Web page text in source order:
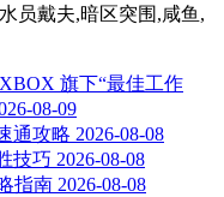
员戴夫,暗区突围,咸鱼,
旗下“最佳工作
08-09
通攻略 2026-08-08
技巧 2026-08-08
指南 2026-08-08